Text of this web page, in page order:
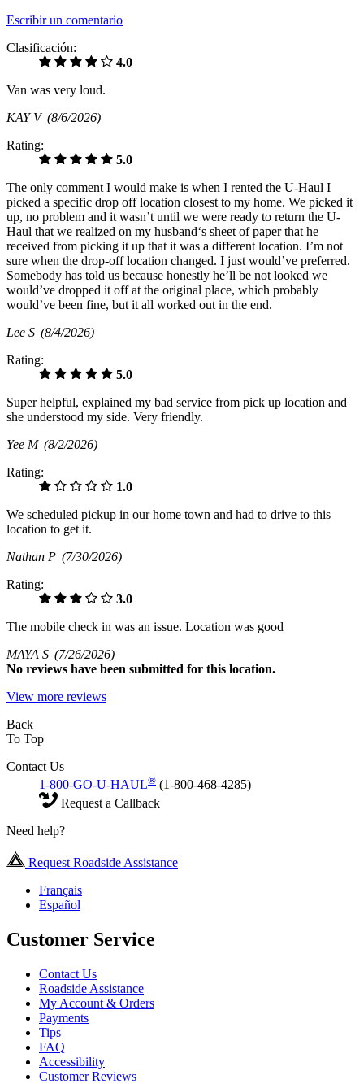
Escribir un comentario
Clasificación:
4.0
Van was very loud.
KAY V (8/6/2026)
Rating:
5.0
The only comment I would make is when I rented the U-Haul I
picked a specific drop off location closest to my home. We picked it
up, no problem and it wasn’t until we were ready to return the U-
Haul that we realized on my husband‘s sheet of paper that he
received from picking it up that it was a different location. I’m not
sure when the drop-off location changed. I just would’ve preferred.
Somebody has told us because honestly he’ll be not looked we
would’ve dropped it off at the original place, which probably
would’ve been fine, but it all worked out in the end.
Lee S (8/4/2026)
Rating:
5.0
Super helpful, explained my bad service from pick up location and
she understood my side. Very friendly.
Yee M (8/2/2026)
Rating:
1.0
We scheduled pickup in our home town and had to drive to this
location to get it.
Nathan P (7/30/2026)
Rating:
3.0
The mobile check in was an issue. Location was good
MAYA S (7/26/2026)
No reviews have been submitted for this location.
View more reviews
Back
To Top
Contact Us
1-800-GO-U-HAUL® (1-800-468-4285)
Request a Callback
Need help?
Request Roadside Assistance
Français
Español
Customer Service
Contact Us
Roadside Assistance
My Account & Orders
Payments
Tips
FAQ
Accessibility
Customer Reviews